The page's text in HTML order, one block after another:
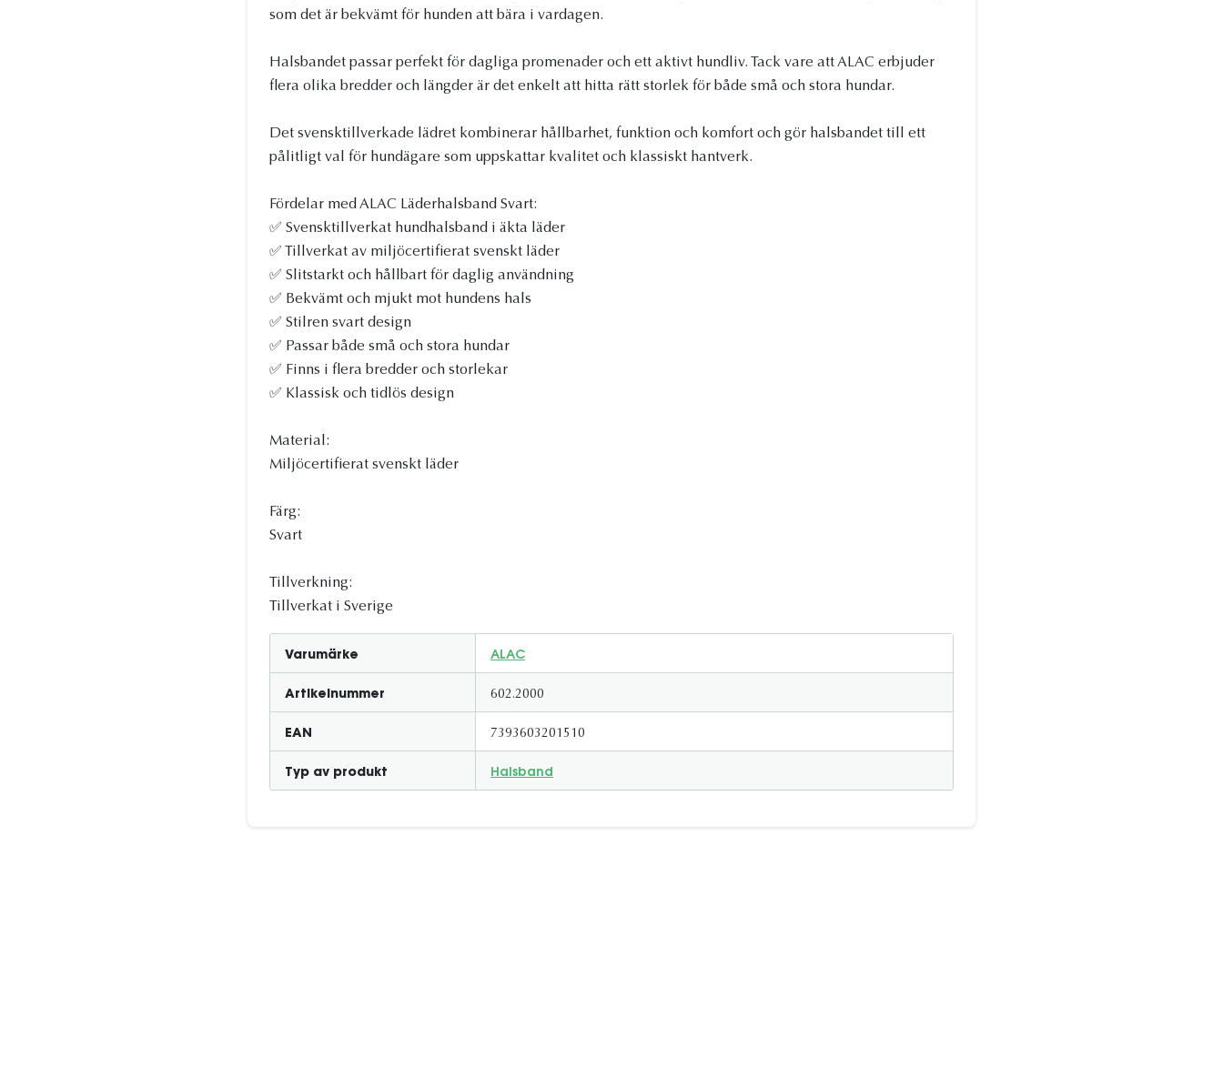
som det är bekvämt för hunden att bära i vardagen.
Halsbandet passar perfekt för dagliga promenader och ett aktivt hundliv. Tack vare att ALAC erbjuder
flera olika bredder och längder är det enkelt att hitta rätt storlek för både små och stora hundar.
Det svensktillverkade lädret kombinerar hållbarhet, funktion och komfort och gör halsbandet till ett
pålitligt val för hundägare som uppskattar kvalitet och klassiskt hantverk.
Fördelar med ALAC Läderhalsband Svart:
✅ Svensktillverkat hundhalsband i äkta läder
✅ Tillverkat av miljöcertifierat svenskt läder
✅ Slitstarkt och hållbart för daglig användning
✅ Bekvämt och mjukt mot hundens hals
✅ Stilren svart design
✅ Passar både små och stora hundar
✅ Finns i flera bredder och storlekar
✅ Klassisk och tidlös design
Material:
Miljöcertifierat svenskt läder
Färg:
Svart
Tillverkning:
Tillverkat i Sverige
Varumärke ALAC
Artikelnummer 602.2000
EAN 7393603201510
Typ av produkt Halsband